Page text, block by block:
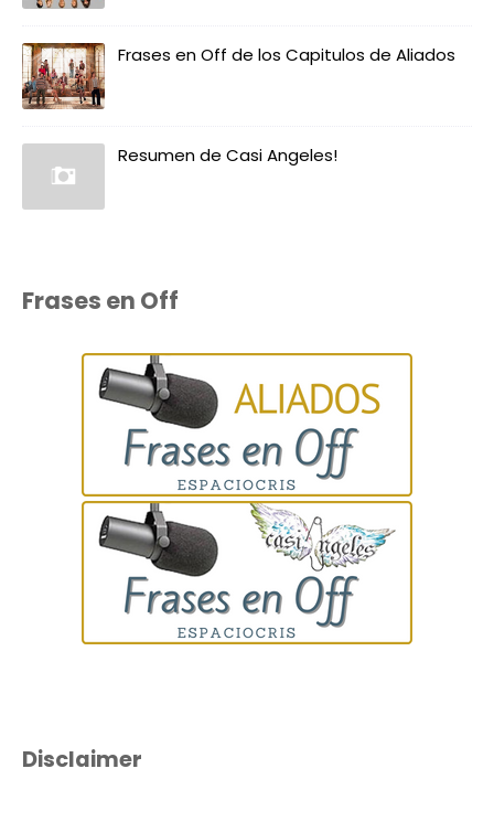
Frases en Off de los Capitulos de Aliados
Resumen de Casi Angeles!
Frases en Off
Disclaimer